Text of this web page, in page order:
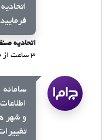
اتحادیه
۳ ساعت از حال
سامانه
و شهر